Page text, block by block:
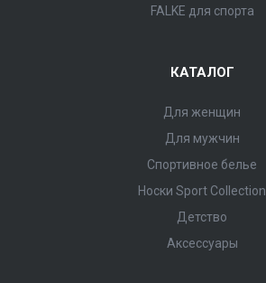
FALKE для спорта
КАТАЛОГ
Для женщин
Для мужчин
Спортивное белье
Носки Sport Collection
Детство
Аксессуары